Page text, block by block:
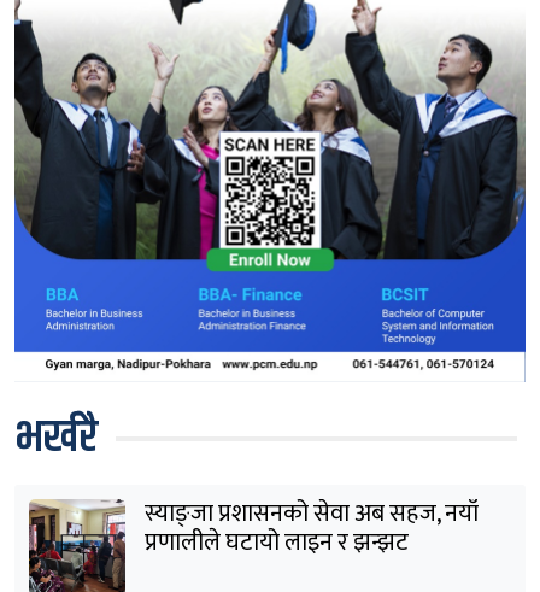
भर्खरै
स्याङ्जा प्रशासनको सेवा अब सहज, नयाँ
प्रणालीले घटायो लाइन र झन्झट